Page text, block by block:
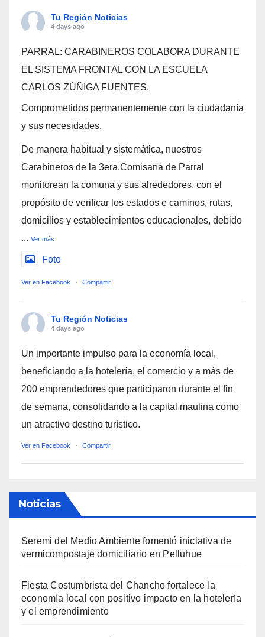
Tu Región Noticias
4 days ago
PARRAL: CARABINEROS COLABORA DURANTE
EL SISTEMA FRONTAL CON LA ESCUELA
CARLOS ZÚÑIGA FUENTES.
Comprometidos permanentemente con la ciudadanía
y sus necesidades.
De manera habitual y sistemática, nuestros
Carabineros de la 3era.Comisaría de Parral
monitorean la comuna y sus alrededores, con el
propósito de verificar los estados e caminos, rutas,
domicilios y establecimientos educacionales, debido
... Ver más
Foto
Ver en Facebook · Compartir
Tu Región Noticias
4 days ago
Un importante impulso para la economía local,
beneficiando a la hotelería, el comercio y a más de
200 emprendedores que participaron durante el fin
de semana, consolidando a la capital maulina como
un atractivo destino turístico.
Ver en Facebook · Compartir
Noticias
Seremi del Medio Ambiente fomentó iniciativa de
vermicompostaje domiciliario en Pelluhue
Fiesta Costumbrista del Chancho fortalece la
economía local con positivo impacto en la hotelería
y el emprendimiento